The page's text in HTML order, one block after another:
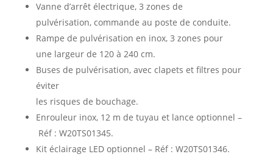
Vanne d’arrêt électrique, 3 zones de
pulvérisation, commande au poste de conduite.
Rampe de pulvérisation en inox, 3 zones pour
une largeur de 120 à 240 cm.
Buses de pulvérisation, avec clapets et filtres pour
éviter
les risques de bouchage.
Enrouleur inox, 12 m de tuyau et lance optionnel –
Réf : W20TS01345.
Kit éclairage LED optionnel – Réf : W20TS01346.